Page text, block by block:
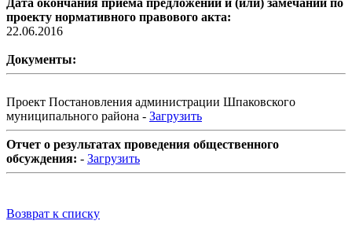
Дата окончания приема предложений и (или) замечаний по
проекту нормативного правового акта:
22.06.2016
Документы:
Проект Постановления администрации Шпаковского
муниципального района - Загрузить
Отчет о результатах проведения общественного
обсуждения: - Загрузить
Возврат к списку